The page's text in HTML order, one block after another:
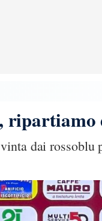
ripartiamo
dai rossoblu